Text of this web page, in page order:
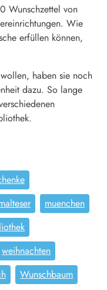
Wunschzettel von
Wie
erfüllen können,
haben sie noch
dazu. So lange
muenchen
weihnachten
Wunschbaum